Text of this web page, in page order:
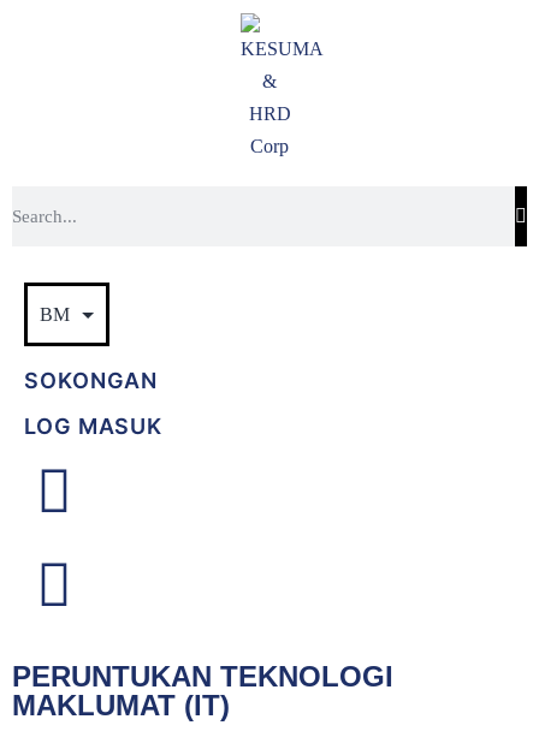
SOKONGAN
LOG MASUK
PERUNTUKAN TEKNOLOGI
MAKLUMAT (IT)
PERUNTUKAN TEKNOLOGI
MAKLUMAT (IT)